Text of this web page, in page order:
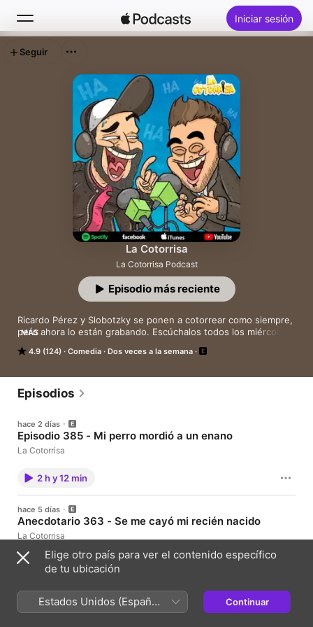
Iniciar sesión
Novedades
Lo más escuchado
La Cotorrisa
La Cotorrisa Podcast
4.9 (124) Comedia Dos veces a la semana
Ricardo Pérez y Slobotzky se ponen a cotorrear como siempre,
pero ahora lo están grabando. Escúchalos todos los miércoles
hilarantes y aliviana el ombligo de la semana. Nuevo episodio
MÁS
Episodio más reciente
Seguir
Episodios
hace 2 días
Episodio 385 - Mi perro mordió a un enano
La Cotorrisa
2 h y 12 min
hace 5 días
Anecdotario 363 - Se me cayó mi recién nacido
La Cotorrisa
1 h 41 min
30 jul.
Episodio 384 - Beto se tatuó el NEPE
Elige otro país para ver el contenido específico
de tu ubicación
Estados Unidos (Español
México)
Continuar